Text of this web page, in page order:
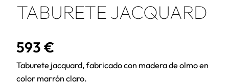
TABURETE JACQUARD
593 €
Taburete jacquard, fabricado con madera de olmo en
color marrón claro.